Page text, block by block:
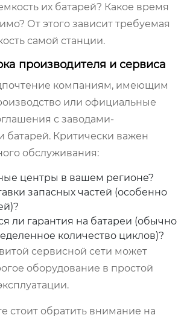
их батарей? Какое время
От этого зависит требуемая
самой станции.
производителя и сервиса
компаниям, имеющим
или официальные
с заводами-
батарей. Критически важен
обслуживания:
центры в вашем регионе?
запасных частей (особенно
ли гарантия на батареи (обычно
количество циклов)?
сервисной сети может
оборудование в простой
стоит обратить внимание на